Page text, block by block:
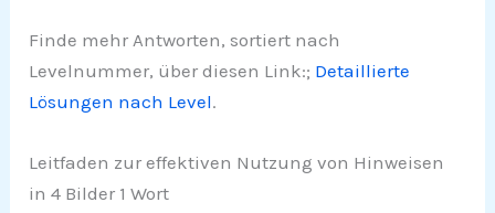
Finde mehr Antworten, sortiert nach
Levelnummer, über diesen Link:; Detaillierte
Lösungen nach Level.
Leitfaden zur effektiven Nutzung von Hinweisen
in 4 Bilder 1 Wort